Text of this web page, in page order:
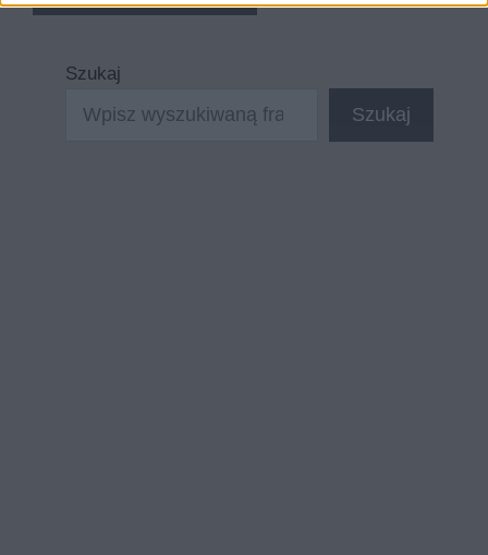
Szukaj
Szukaj